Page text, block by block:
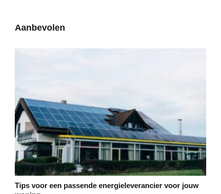
Aanbevolen
Tips voor een passende energieleverancier voor jouw